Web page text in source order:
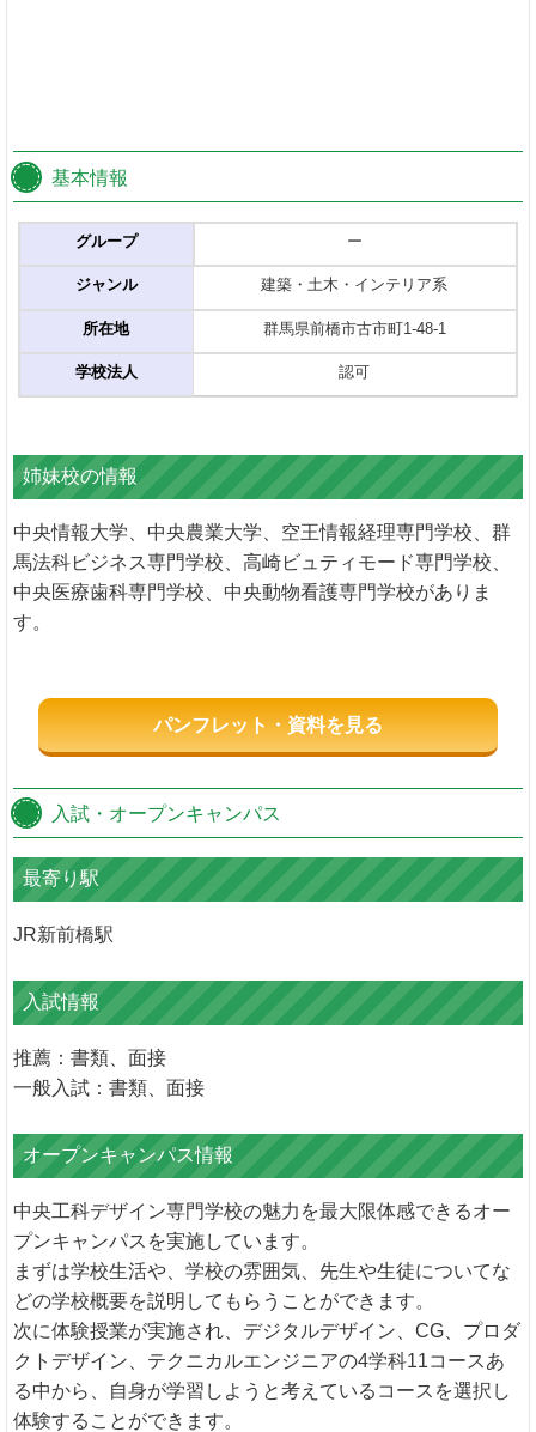
基本情報
グループ
ジャンル
所在地
学校法人
ー
建築・土木・インテリア系
群馬県前橋市古市町1-48-1
認可
姉妹校の情報
中央情報大学、中央農業大学、空王情報経理専門学校、群
馬法科ビジネス専門学校、高崎ビュティモード専門学校、
中央医療歯科専門学校、中央動物看護専門学校がありま
す。
パンフレット・資料を見る
入試・オープンキャンパス
最寄り駅
JR新前橋駅
入試情報
推薦：書類、面接
一般入試：書類、面接
オープンキャンパス情報
中央工科デザイン専門学校の魅力を最大限体感できるオー
プンキャンパスを実施しています。
まずは学校生活や、学校の雰囲気、先生や生徒についてな
どの学校概要を説明してもらうことができます。
次に体験授業が実施され、デジタルデザイン、CG、プロダ
クトデザイン、テクニカルエンジニアの4学科11コースあ
る中から、自身が学習しようと考えているコースを選択し
体験することができます。